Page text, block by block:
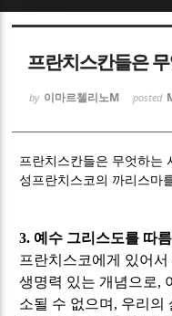
프란치스칸들은
by 이마르첼리노M posted
프란치스칸들은 무엇하는
성프란치스코의 까리스마
3. 예수 그리스도를 따름
프란치스코에게 있어서
생명력 있는 개념으로,
소될 수 없으며 , 우리의